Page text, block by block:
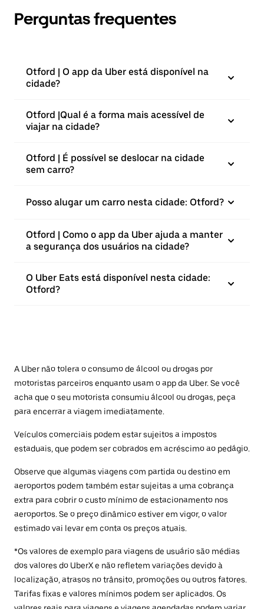
Perguntas frequentes
Otford | O app da Uber está disponível na
cidade?
Otford |⁠Qual é a forma mais acessível de
viajar na cidade?
Otford | É possível se deslocar na cidade
sem carro?
Posso alugar um carro nesta cidade: Otford?
Otford | Como o app da Uber ajuda a manter
a segurança dos usuários na cidade?
O Uber Eats está disponível nesta cidade:
Otford?
A Uber não tolera o consumo de álcool ou drogas por
motoristas parceiros enquanto usam o app da Uber. Se você
acha que o seu motorista consumiu álcool ou drogas, peça
para encerrar a viagem imediatamente.
Veículos comerciais podem estar sujeitos a impostos
estaduais, que podem ser cobrados em acréscimo ao pedágio.
Observe que algumas viagens com partida ou destino em
aeroportos podem também estar sujeitas a uma cobrança
extra para cobrir o custo mínimo de estacionamento nos
aeroportos. Se o preço dinâmico estiver em vigor, o valor
estimado vai levar em conta os preços atuais.
*Os valores de exemplo para viagens de usuário são médias
dos valores do UberX e não refletem variações devido à
localização, atrasos no trânsito, promoções ou outros fatores.
Tarifas fixas e valores mínimos podem ser aplicados. Os